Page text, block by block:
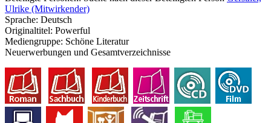
Ulrike (Mitwirkender)
Sprache: Deutsch
Originaltitel: Powerful
Mediengruppe: Schöne Literatur
Neuerwerbungen und Gesamtverzeichnisse